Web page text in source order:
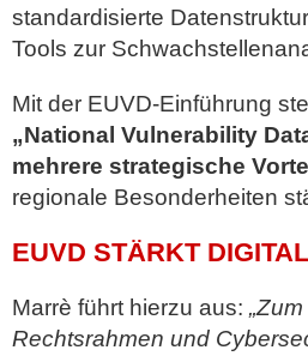
standardisierte
Tools zur
Mit der EUVD-Einführung
„National Vulnerability
mehrere strategische
regionale Besonderheiten
EUVD STÄRKT
Marrè führt hierzu aus:
Rechtsrahmen und